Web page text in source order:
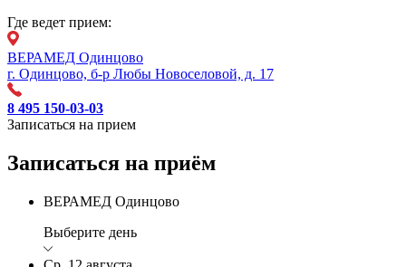
Где ведет прием:
ВЕРАМЕД Одинцово
г. Одинцово, б-р Любы Новоселовой, д. 17
8 495 150-03-03
Записаться на прием
Записаться на приём
ВЕРАМЕД Одинцово
Выберите день